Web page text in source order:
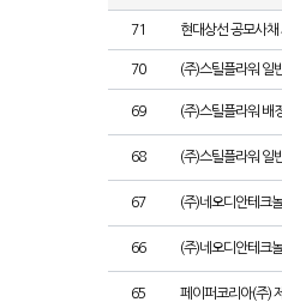
71 현대상선 공모사채
70 (주)스틸플라워 일
69 (주)스틸플라워 배
68 (주)스틸플라워 일
67 (주)네오디안테크
66 (주)네오디안테크
65 페이퍼코리아(주)